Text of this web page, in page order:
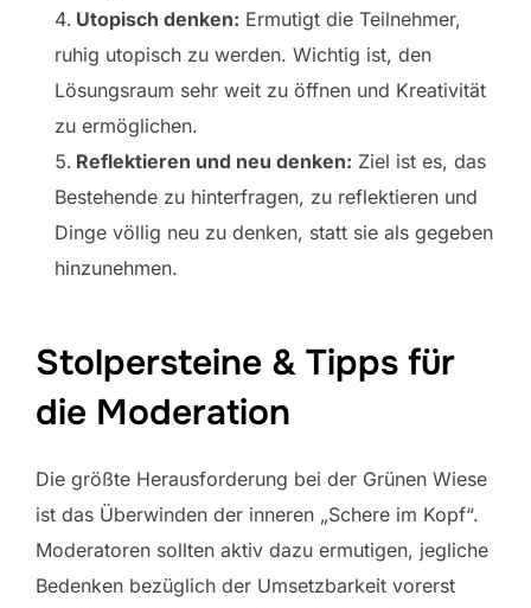
Utopisch denken: Ermutigt die Teilnehmer,
ruhig utopisch zu werden. Wichtig ist, den
Lösungsraum sehr weit zu öffnen und Kreativität
zu ermöglichen.
Reflektieren und neu denken: Ziel ist es, das
Bestehende zu hinterfragen, zu reflektieren und
Dinge völlig neu zu denken, statt sie als gegeben
hinzunehmen.
Stolpersteine & Tipps für
die Moderation
Die größte Herausforderung bei der Grünen Wiese
ist das Überwinden der inneren „Schere im Kopf“.
Moderatoren sollten aktiv dazu ermutigen, jegliche
Bedenken bezüglich der Umsetzbarkeit vorerst